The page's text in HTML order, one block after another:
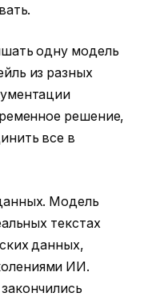
одну модель
из разных
решение,
все в
Модель
текстах
данных,
ИИ.